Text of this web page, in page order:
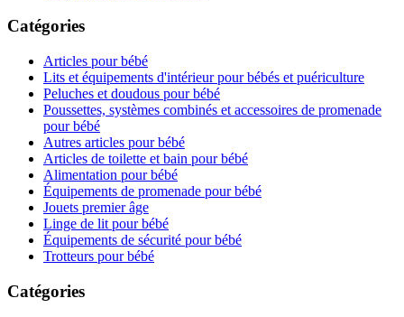
Catégories
Articles pour bébé
Lits et équipements d'intérieur pour bébés et puériculture
Peluches et doudous pour bébé
Poussettes, systèmes combinés et accessoires de promenade
pour bébé
Autres articles pour bébé
Articles de toilette et bain pour bébé
Alimentation pour bébé
Équipements de promenade pour bébé
Jouets premier âge
Linge de lit pour bébé
Équipements de sécurité pour bébé
Trotteurs pour bébé
Catégories